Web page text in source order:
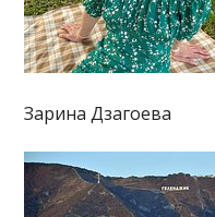
Зарина Дзагоева